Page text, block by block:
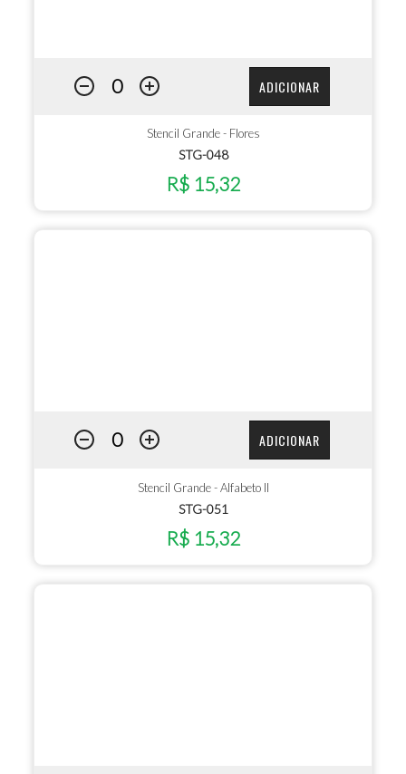
ADICIONAR
Stencil Grande - Flores
STG-048
R$ 15,32
ADICIONAR
Stencil Grande - Alfabeto II
STG-051
R$ 15,32